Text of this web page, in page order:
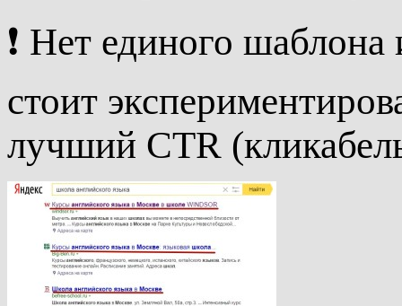
❗ Нет единого
стоит
лучший CTR